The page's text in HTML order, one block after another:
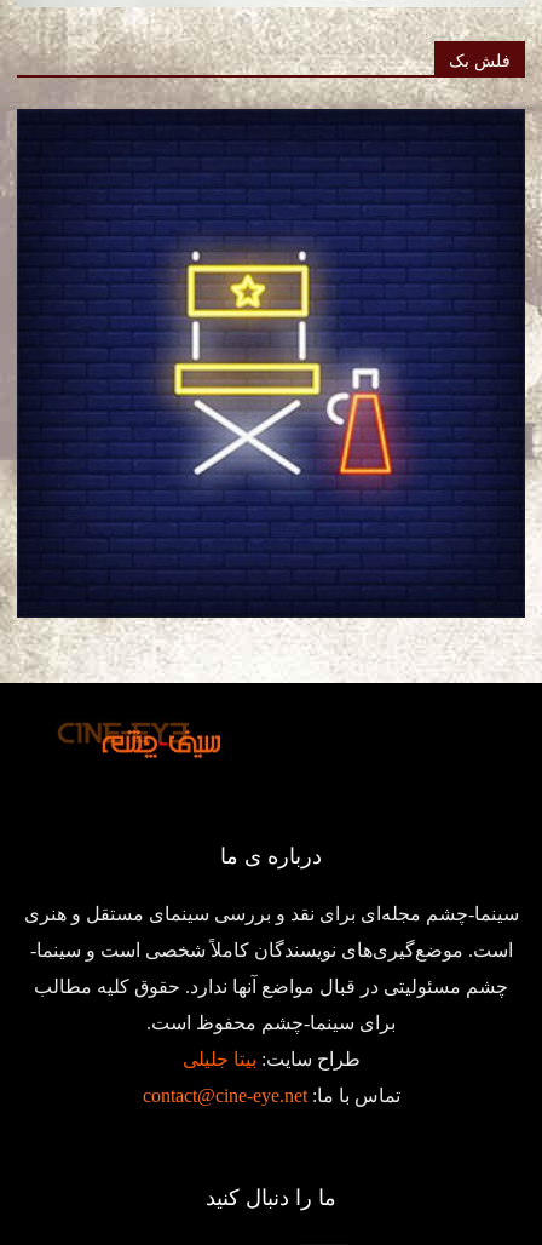
فلش بک
درباره ی ما
سینما-چشم مجله‌ای برای نقد و بررسی سینمای مستقل و هنری
است. موضع‌گیری‌های نویسندگان کاملاً شخصی است و سینما-
چشم مسئولیتی در قبال مواضع آنها ندارد. حقوق کلیه مطالب
برای سینما-چشم محفوظ است.
طراح سایت: بیتا جلیلی
تماس با ما:contact@cine-eye.net
ما را دنبال کنید